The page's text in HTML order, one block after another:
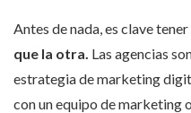
Antes de nada, es clave
que la otra. Las agencias
estrategia de marketing
con un equipo de marketing